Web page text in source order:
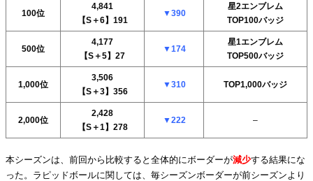
100位
4,841
【S＋6】191
▼390
星2エンブレム
TOP100バッジ
500位
4,177
【S＋5】27
▼174
星1エンブレム
TOP500バッジ
1,000位
3,506
【S＋3】356
▼310 TOP1,000バッジ
2,000位
2,428
【S＋1】278
▼222 –
本シーズンは、前回から比較すると全体的にボーダーが減少する結果にな
った。ラピッドボールに関しては、毎シーズンボーダーが前シーズンより